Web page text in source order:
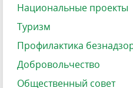
Национальные проекты
Туризм
Профилактика
Добровольчество
Общественный совет